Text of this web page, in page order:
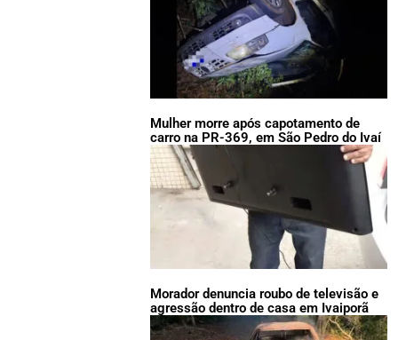
Mulher morre após capotamento de
carro na PR-369, em São Pedro do Ivaí
Morador denuncia roubo de televisão e
agressão dentro de casa em Ivaiporã